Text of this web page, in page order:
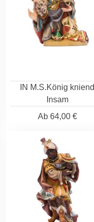
IN M.S.König kniend
Insam
Ab64,00 €